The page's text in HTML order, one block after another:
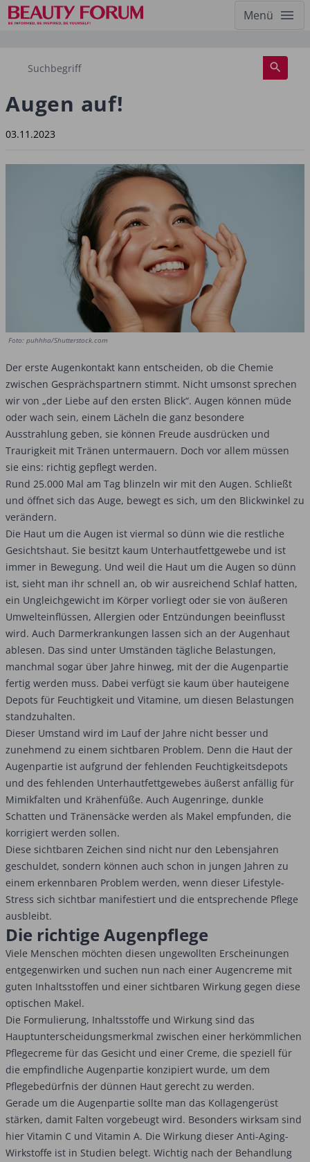
Menü
Augen auf!
03.11.2023
Foto: puhhha/Shutterstock.com
Der erste Augenkontakt kann entscheiden, ob die Chemie
zwischen Gesprächspartnern stimmt. Nicht umsonst sprechen
wir von „der Liebe auf den ersten Blick“. Augen können müde
oder wach sein, einem Lächeln die ganz besondere
Ausstrahlung geben, sie können Freude ausdrücken und
Traurigkeit mit Tränen untermauern. Doch vor allem müssen
sie eins: richtig gepflegt werden.
Rund 25.000 Mal am Tag blinzeln wir mit den Augen. Schließt
und öffnet sich das Auge, bewegt es sich, um den Blickwinkel zu
verändern.
Die Haut um die Augen ist viermal so dünn wie die restliche
Gesichtshaut. Sie besitzt kaum Unterhautfettgewebe und ist
immer in Bewegung. Und weil die Haut um die Augen so dünn
ist, sieht man ihr schnell an, ob wir ausreichend Schlaf hatten,
ein Ungleichgewicht im Körper vorliegt oder sie von äußeren
Umwelteinflüssen, Allergien oder Entzündungen beeinflusst
wird. Auch Darmerkrankungen lassen sich an der Augenhaut
ablesen. Das sind unter Umständen tägliche Belastungen,
manchmal sogar über Jahre hinweg, mit der die Augenpartie
fertig werden muss. Dabei verfügt sie kaum über hauteigene
Depots für Feuchtigkeit und Vitamine, um diesen Belastungen
standzuhalten.
Dieser Umstand wird im Lauf der Jahre nicht besser und
zunehmend zu einem sichtbaren Problem. Denn die Haut der
Augenpartie ist aufgrund der fehlenden Feuchtigkeitsdepots
und des fehlenden Unterhautfettgewebes äußerst anfällig für
Mimikfalten und Krähenfüße. Auch Augenringe, dunkle
Schatten und Tränensäcke werden als Makel empfunden, die
korrigiert werden sollen.
Diese sichtbaren Zeichen sind nicht nur den Lebensjahren
geschuldet, sondern können auch schon in jungen Jahren zu
einem erkennbaren Problem werden, wenn dieser Lifestyle-
Stress sich sichtbar manifestiert und die entsprechende Pflege
ausbleibt.
Die richtige Augenpflege
Viele Menschen möchten diesen ungewollten Erscheinungen
entgegenwirken und suchen nun nach einer Augencreme mit
guten Inhaltsstoffen und einer sichtbaren Wirkung gegen diese
optischen Makel.
Die Formulierung, Inhaltsstoffe und Wirkung sind das
Hauptunterscheidungsmerkmal zwischen einer herkömmlichen
Pflegecreme für das Gesicht und einer Creme, die speziell für
die empfindliche Augenpartie konzipiert wurde, um dem
Pflegebedürfnis der dünnen Haut gerecht zu werden.
Gerade um die Augenpartie sollte man das Kollagengerüst
stärken, damit Falten vorgebeugt wird. Besonders wirksam sind
hier Vitamin C und Vitamin A. Die Wirkung dieser Anti-Aging-
Wirkstoffe ist in Studien belegt. Wichtig nach der Behandlung